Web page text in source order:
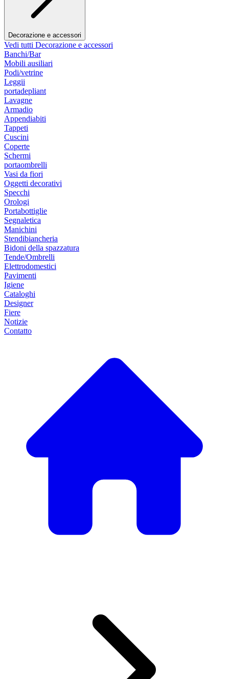
Decorazione e accessori
Vedi tutti Decorazione e accessori
Banchi/Bar
Mobili ausiliari
Podi/vetrine
Leggii
portadepliant
Lavagne
Armadio
Appendiabiti
Tappeti
Cuscini
Coperte
Schermi
portaombrelli
Vasi da fiori
Oggetti decorativi
Specchi
Orologi
Portabottiglie
Segnaletica
Manichini
Stendibiancheria
Bidoni della spazzatura
Tende/Ombrelli
Elettrodomestici
Pavimenti
Igiene
Cataloghi
Designer
Fiere
Notizie
Contatto